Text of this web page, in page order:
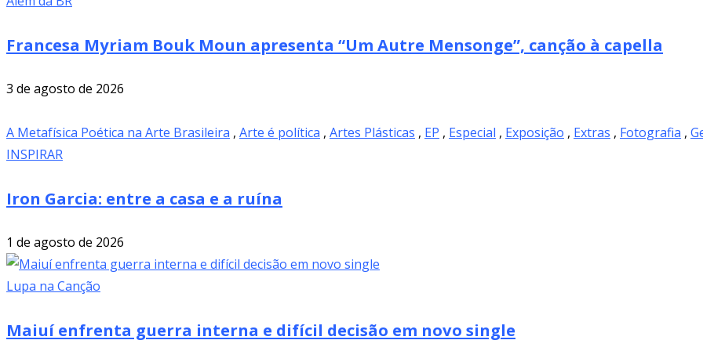
Francesa Myriam Bouk Moun apresenta “Um Autre Mensonge”, canção à capella
3 de agosto de 2026
A Metafísica Poética na Arte Brasileira , Arte é política , Artes Plásticas , EP , Especial , Exposição , Extras , Fotografia ,
INSPIRAR
Iron Garcia: entre a casa e a ruína
1 de agosto de 2026
Lupa na Canção
Maiuí enfrenta guerra interna e difícil decisão em novo single